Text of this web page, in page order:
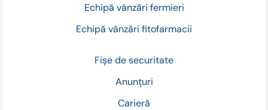
Fișe de securitate
Anunțuri
Carieră
Echipă vânzări fermieri
Echipă vânzări fitofarmacii